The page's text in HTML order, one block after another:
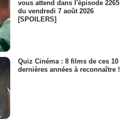
vous attend dans l'épisode 2265
du vendredi 7 août 2026
[SPOILERS]
Quiz Cinéma : 8 films de ces 10
dernières années à reconnaître !